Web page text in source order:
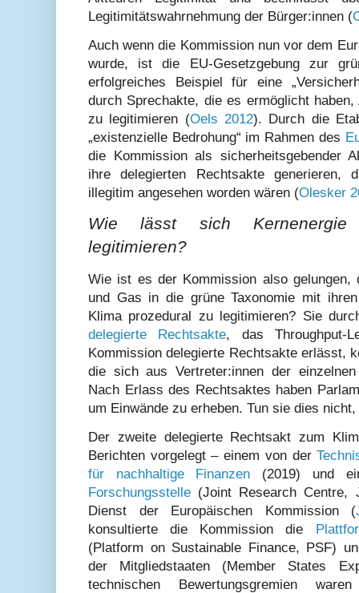
Legitimitätswahrnehmung der Bürger:innen (
Auch wenn die Kommission nun vor dem
wurde, ist die EU-Gesetzgebung zur
erfolgreiches Beispiel für eine
durch Sprechakte, die es ermöglicht
zu legitimieren (Oels 2012). Durch die
„existenzielle Bedrohung“ im Rahmen des
die Kommission als sicherheitsgebender
ihre delegierten Rechtsakte generieren,
illegitim angesehen worden wären (Olesker
Wie lässt sich Kernenergie
legitimieren?
Wie ist es der Kommission also gelungen,
und Gas in die grüne Taxonomie mit
Klima prozedural zu legitimieren? Sie
delegierte Rechtsakte, das Throughput-
Kommission delegierte Rechtsakte erlässt,
die sich aus Vertreter:innen der einzelnen
Nach Erlass des Rechtsaktes haben
um Einwände zu erheben. Tun sie dies
Der zweite delegierte Rechtsakt zum
Berichten vorgelegt – einem von der
für nachhaltige Finanzen (2019) und
Forschungsstelle (Joint Research Centre,
Dienst der Europäischen Kommission (
konsultierte die Kommission die
(Platform on Sustainable Finance, PSF)
der Mitgliedstaaten (Member States
technischen Bewertungsgremien